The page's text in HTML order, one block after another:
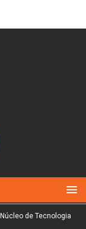
de Tecnologia